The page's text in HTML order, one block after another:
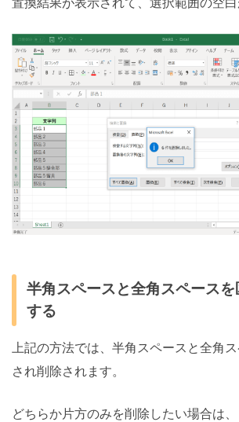
置換結果が表示されて、選択範囲の空白
半角スペースと全角スペース
する
上記の方法では、半角スペースと全角
され削除されます。
どちらか片方のみを削除したい場合は、